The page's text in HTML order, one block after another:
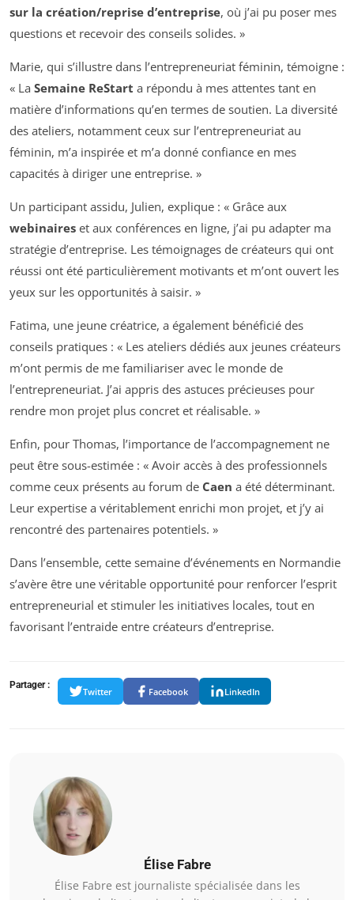
sur la création/reprise d’entreprise, où j’ai pu poser mes
questions et recevoir des conseils solides. »
Marie, qui s’illustre dans l’entrepreneuriat féminin, témoigne :
« La Semaine ReStart a répondu à mes attentes tant en
matière d’informations qu’en termes de soutien. La diversité
des ateliers, notamment ceux sur l’entrepreneuriat au
féminin, m’a inspirée et m’a donné confiance en mes
capacités à diriger une entreprise. »
Un participant assidu, Julien, explique : « Grâce aux
webinaires et aux conférences en ligne, j’ai pu adapter ma
stratégie d’entreprise. Les témoignages de créateurs qui ont
réussi ont été particulièrement motivants et m’ont ouvert les
yeux sur les opportunités à saisir. »
Fatima, une jeune créatrice, a également bénéficié des
conseils pratiques : « Les ateliers dédiés aux jeunes créateurs
m’ont permis de me familiariser avec le monde de
l’entrepreneuriat. J’ai appris des astuces précieuses pour
rendre mon projet plus concret et réalisable. »
Enfin, pour Thomas, l’importance de l’accompagnement ne
peut être sous-estimée : « Avoir accès à des professionnels
comme ceux présents au forum de Caen a été déterminant.
Leur expertise a véritablement enrichi mon projet, et j’y ai
rencontré des partenaires potentiels. »
Dans l’ensemble, cette semaine d’événements en Normandie
s’avère être une véritable opportunité pour renforcer l’esprit
entrepreneurial et stimuler les initiatives locales, tout en
favorisant l’entraide entre créateurs d’entreprise.
Partager :
Twitter Facebook LinkedIn
Élise Fabre
Élise Fabre est journaliste spécialisée dans les